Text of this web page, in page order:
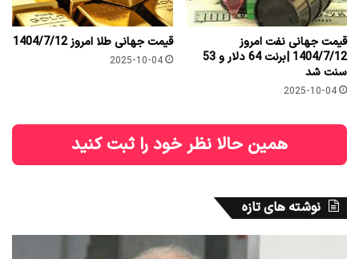
قیمت جهانی نفت امروز
1404/7/12 |برنت 64 دلار و 53
سنت شد
2025-10-04
قیمت جهانی طلا امروز 1404/7/12
2025-10-04
همین حالا نظر خود را ثبت کنید
نوشته های تازه